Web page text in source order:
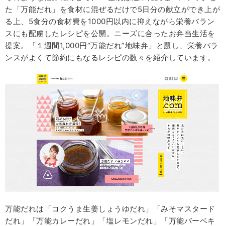
た「万能だれ」を食材に混ぜるだけで5日分の献立ができ上が
る上、5食分の食材費を1000円以内に抑えながら栄養バラン
スにも配慮したレシピを公開。ニーズに合ったお弁当生活を
提案。「１週間1,000円“万能だれ”地味弁」と題し、栄養バラ
ンスがよくて節約にもなるレシピの数々を紹介しています。
万能だれは「コクうま生姜しょうゆだれ」「みそマスタード
だれ」「万能カレーだれ」「塩レモンだれ」「万能バーベキ